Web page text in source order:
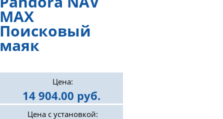
MAX
Поисковый
маяк
Цена:
14 904.00 руб.
Цена с установкой: